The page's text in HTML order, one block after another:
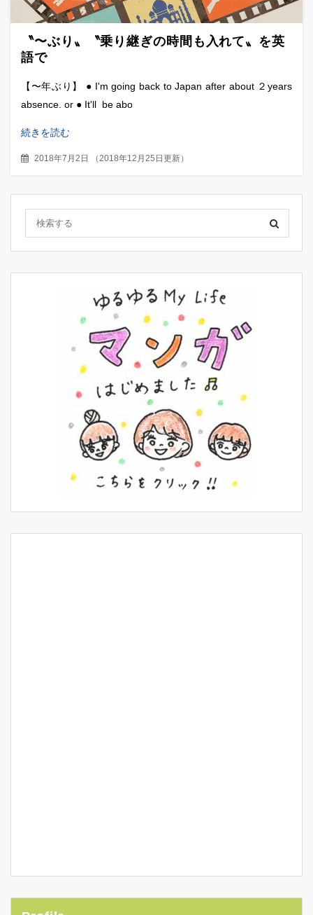
〝〜ぶり〟〝乗り継ぎの時間も入れて〟を英
語で
【〜年ぶり】 ● I'm going back to Japan after about ２years
absence. or ● It'll be abo
続きを読む
2018年7月2日 （2018年12月25日更新）